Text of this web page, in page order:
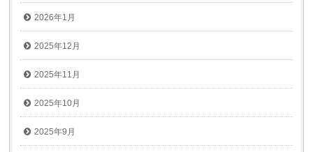
2026年1月
2025年12月
2025年11月
2025年10月
2025年9月